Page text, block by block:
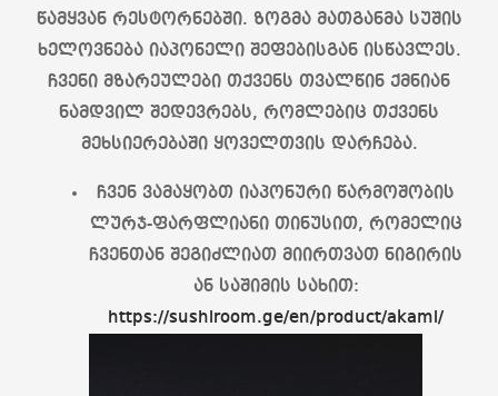
წამყვან რესტორნებში. ზოგმა მათგანმა სუშის
ხელოვნება იაპონელი შეფებისგან ისწავლეს.
ჩვენი მზარეულები თქვენს თვალწინ ქმნიან
ნამდვილ შედევრებს, რომლებიც თქვენს
მეხსიერებაში ყოველთვის დარჩება.
ჩვენ ვამაყობთ იაპონური წარმოშობის
ლურჯ-ფარფლიანი თინუსით, რომელიც
ჩვენთან შეგიძლიათ მიირთვათ ნიგირის
ან საშიმის სახით:
https://sushiroom.ge/en/product/akami/